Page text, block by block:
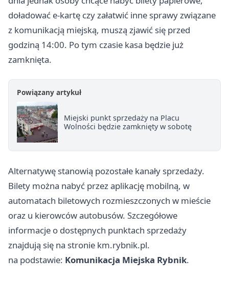
doładować e-kartę czy załatwić inne sprawy związane
z komunikacją miejską, muszą zjawić się przed
godziną 14:00. Po tym czasie kasa będzie już
zamknięta.
Powiązany artykuł
Miejski punkt sprzedaży na Placu
Wolności będzie zamknięty w sobotę
Alternatywę stanowią pozostałe kanały sprzedaży.
Bilety można nabyć przez aplikację mobilną, w
automatach biletowych rozmieszczonych w mieście
oraz u kierowców autobusów. Szczegółowe
informacje o dostępnych punktach sprzedaży
znajdują się na stronie km.rybnik.pl.
na podstawie: Komunikacja Miejska Rybnik.